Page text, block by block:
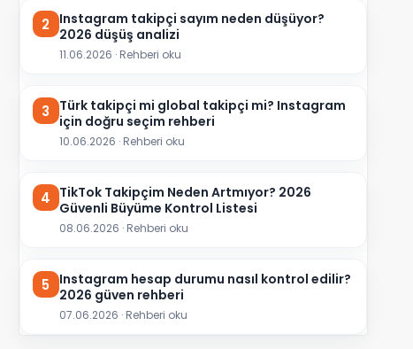
2 Instagram takipçi sayım neden düşüyor?
2026 düşüş analizi
11.06.2026 · Rehberi oku
3 Türk takipçi mi global takipçi mi? Instagram
için doğru seçim rehberi
10.06.2026 · Rehberi oku
4 TikTok Takipçim Neden Artmıyor? 2026
Güvenli Büyüme Kontrol Listesi
08.06.2026 · Rehberi oku
5 Instagram hesap durumu nasıl kontrol edilir?
2026 güven rehberi
07.06.2026 · Rehberi oku